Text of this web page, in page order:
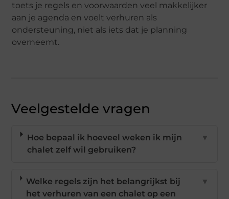
toets je regels en voorwaarden veel makkelijker
aan je agenda en voelt verhuren als
ondersteuning, niet als iets dat je planning
overneemt.
Veelgestelde vragen
Hoe bepaal ik hoeveel weken ik mijn
chalet zelf wil gebruiken?
▼
Welke regels zijn het belangrijkst bij
het verhuren van een chalet op een
▼